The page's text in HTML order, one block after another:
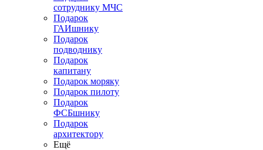
сотруднику МЧС
Подарок
ГАИшнику
Подарок
подводнику
Подарок
капитану
Подарок моряку
Подарок пилоту
Подарок
ФСБшнику
Подарок
архитектору
Ещё